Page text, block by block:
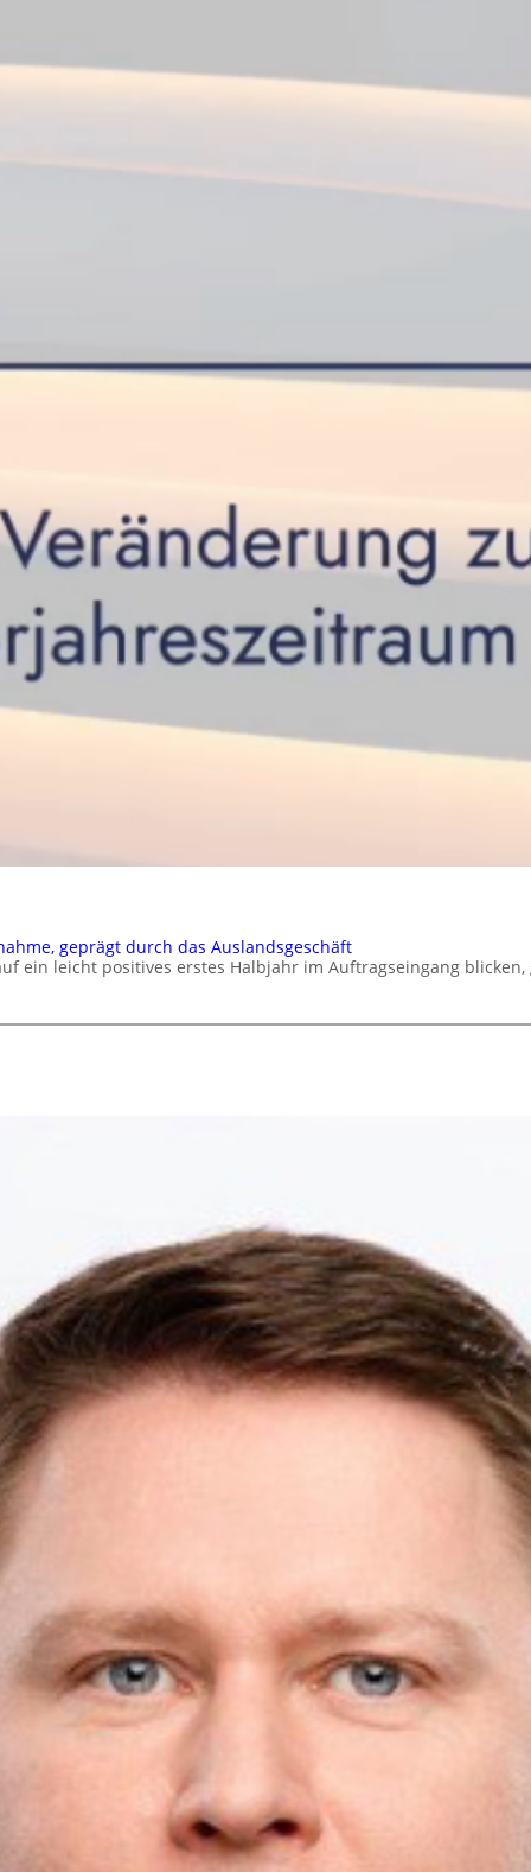
geprägt durch das Auslandsgeschäft
ein leicht positives erstes Halbjahr im Auftragseingang